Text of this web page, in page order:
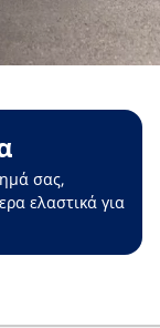
σας,
ελαστικά για